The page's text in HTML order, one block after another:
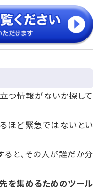
つ情報がないか探して
ほど緊急ではないとい
ると、その人が誰だか分
を集めるためのツール